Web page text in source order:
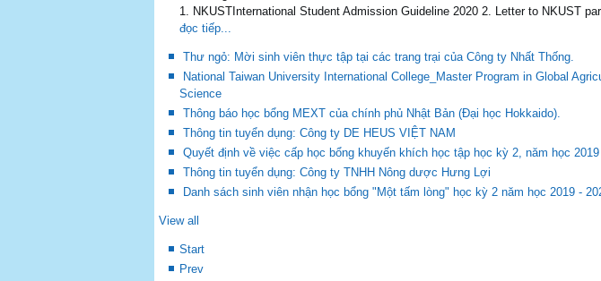
1. NKUSTInternational Student Admission Guideline 2020 2. Letter to NKUST
đọc tiếp...
Thư ngỏ: Mời sinh viên thực tập tại các trang trại của Công ty Nhất Thống.
National Taiwan University International College_Master Program in Global
Science
Thông báo học bổng MEXT của chính phủ Nhật Bản (Đại học Hokkaido).
Thông tin tuyển dụng: Công ty DE HEUS VIỆT NAM
Quyết định về việc cấp học bổng khuyến khích học tập học kỳ 2, năm học 2019
Thông tin tuyển dụng: Công ty TNHH Nông dược Hưng Lợi
Danh sách sinh viên nhận học bổng "Một tấm lòng" học kỳ 2 năm học 2019 -
View all
Start
Prev